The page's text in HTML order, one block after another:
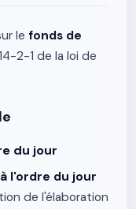
le fonds de
2-1 de la loi de
du jour
l'ordre du jour
de l'élaboration